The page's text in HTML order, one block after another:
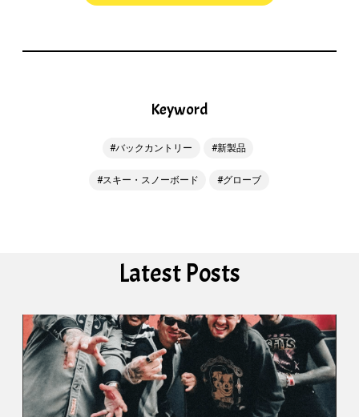
Keyword
バックカントリー 新製品
スキー・スノーボード グローブ
Latest Posts